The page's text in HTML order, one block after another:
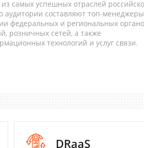
самых успешных отраслей
составляют топ-
федеральных и региональных
розничных сетей, а также
технологий и услуг связи.
DRaaS